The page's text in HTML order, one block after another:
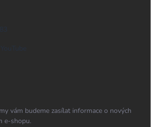
vám budeme zasílat informace o nových
e-shopu.